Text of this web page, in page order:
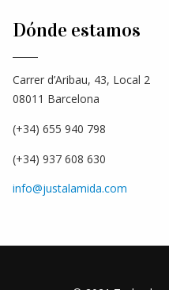
Dónde estamos
Carrer d’Aribau, 43, Local 2
08011 Barcelona
(+34) 655 940 798
(+34) 937 608 630
info@justalamida.com